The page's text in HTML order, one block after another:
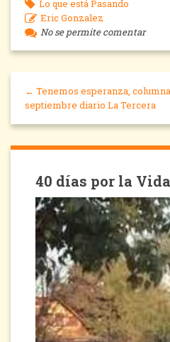
Lo que está Pasando
Eric Gonzalez
No se permite comentar
← Tenemos esperanza,
septiembre diario La Tercera
40 días por la Vida